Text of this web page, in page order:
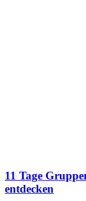
11 Tage
entdecken